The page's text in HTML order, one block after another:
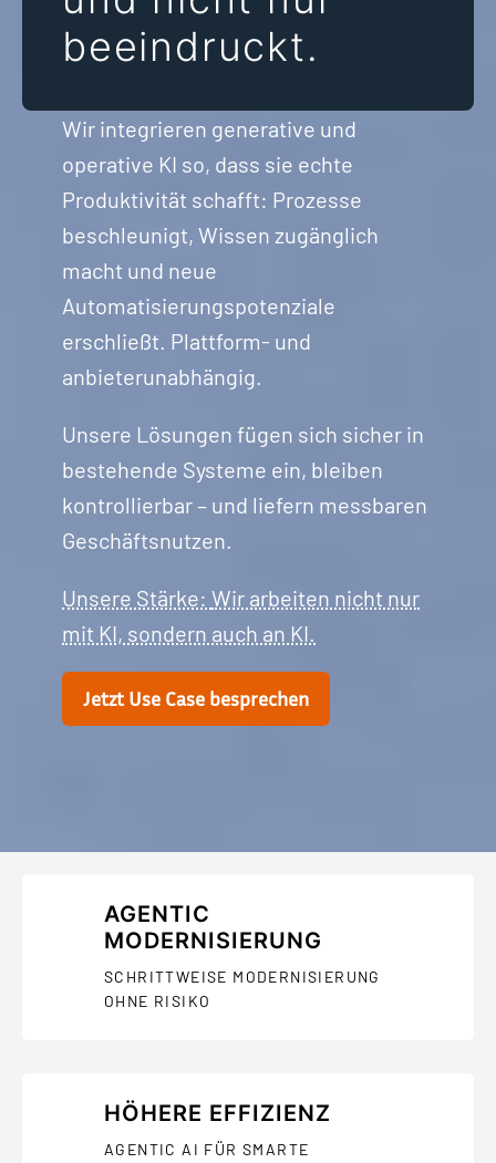
beeindruckt.
Wir integrieren generative und
operative KI so, dass sie echte
Produktivität schafft: Prozesse
beschleunigt, Wissen zugänglich
macht und neue
Automatisierungspotenziale
erschließt. Plattform- und
anbieterunabhängig.
Unsere Lösungen fügen sich sicher in
bestehende Systeme ein, bleiben
kontrollierbar – und liefern messbaren
Geschäftsnutzen.
Unsere Stärke: Wir arbeiten nicht nur
mit KI, sondern auch an KI.
Jetzt Use Case besprechen
AGENTIC
MODERNISIERUNG
SCHRITTWEISE MODERNISIERUNG
OHNE RISIKO
HÖHERE EFFIZIENZ
AGENTIC AI FÜR SMARTE